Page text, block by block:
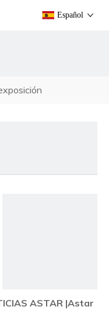
Español
ASTAR |Astar